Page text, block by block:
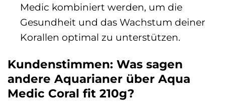
Medic kombiniert werden, um die
Gesundheit und das Wachstum deiner
Korallen optimal zu unterstützen.
Kundenstimmen: Was sagen
andere Aquarianer über Aqua
Medic Coral fit 210g?